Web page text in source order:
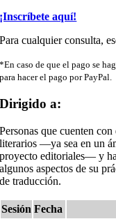
¡Inscríbete aquí!
Para cualquier consulta,
*En caso de que el pago se
para hacer el pago por PayPal.
Dirigido a:
Personas que cuenten
literarios —ya sea en un
proyecto editoriales— y
algunos aspectos de su
de traducción.
Sesión Fecha